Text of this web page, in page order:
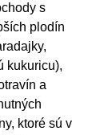
s
plodín
kukuricu),
a
ktoré sú v